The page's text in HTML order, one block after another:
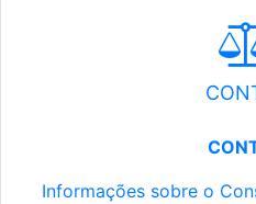
Informações sobre o